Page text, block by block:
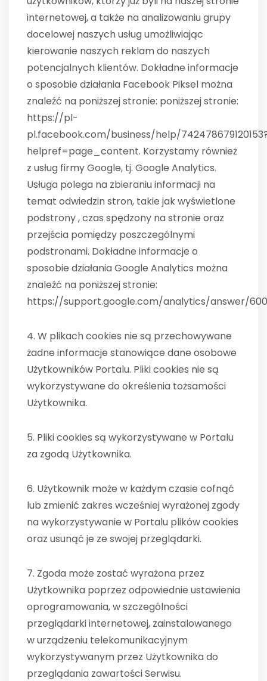
internetowej, a także na analizowaniu grupy
docelowej naszych usług umożliwiając
kierowanie naszych reklam do naszych
potencjalnych klientów. Dokładne informacje
o sposobie działania Facebook Piksel można
znaleźć na poniższej stronie: poniższej stronie:
https://pl-
pl.facebook.com/business/help/
helpref=page_content. Korzystamy również
z usług firmy Google, tj. Google Analytics.
Usługa polega na zbieraniu informacji na
temat odwiedzin stron, takie jak wyświetlone
podstrony , czas spędzony na stronie oraz
przejścia pomiędzy poszczególnymi
podstronami. Dokładne informacje o
sposobie działania Google Analytics można
znaleźć na poniższej stronie:
https://support.google.com/analytics/answer/
4. W plikach cookies nie są przechowywane
żadne informacje stanowiące dane osobowe
Użytkowników Portalu. Pliki cookies nie są
wykorzystywane do określenia tożsamości
Użytkownika.
5. Pliki cookies są wykorzystywane w Portalu
za zgodą Użytkownika.
6. Użytkownik może w każdym czasie cofnąć
lub zmienić zakres wcześniej wyrażonej zgody
na wykorzystywanie w Portalu plików cookies
oraz usunąć je ze swojej przeglądarki.
7. Zgoda może zostać wyrażona przez
Użytkownika poprzez odpowiednie ustawienia
oprogramowania, w szczególności
przeglądarki internetowej, zainstalowanego
w urządzeniu telekomunikacyjnym
wykorzystywanym przez Użytkownika do
przeglądania zawartości Serwisu.